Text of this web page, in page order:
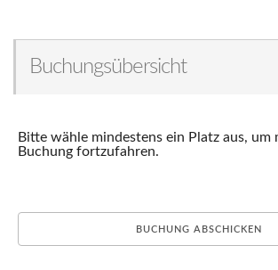
Buchungsübersicht
Bitte wähle mindestens ein Platz aus, um
Buchung fortzufahren.